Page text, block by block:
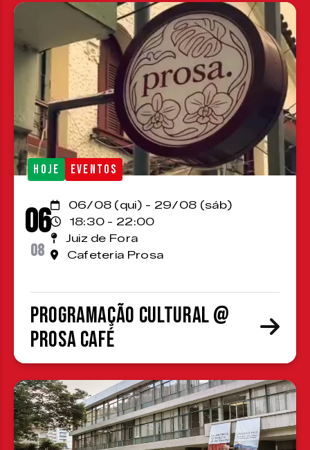
HOJE EVENTOS
06
08
06/08 (qui) - 29/08 (sáb)
18:30 - 22:00
Juiz de Fora
Cafeteria Prosa
Programação cultural @
Prosa Café